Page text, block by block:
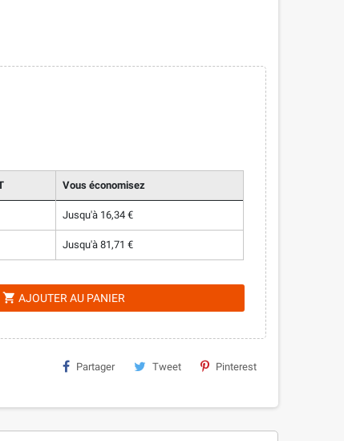
Vous économisez
Jusqu'à 16,34 €
Jusqu'à 81,71 €
shopping_cart AJOUTER AU PANIER
Partager Tweet Pinterest